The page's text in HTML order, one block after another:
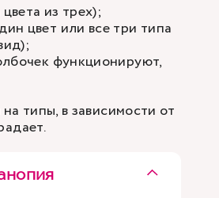
из трех);
цвет или все три типа
функционируют,
типы, в зависимости от